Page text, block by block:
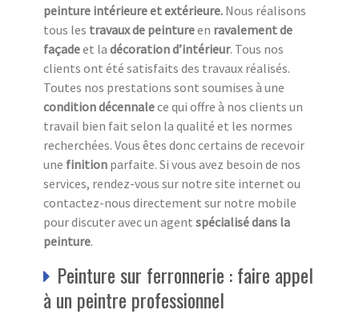
peinture intérieure et extérieure. Nous réalisons
tous les travaux de peintureen ravalement de
façadeet la décoration d’intérieur. Tous nos
clients ont été satisfaits des travaux réalisés.
Toutes nos prestations sont soumises à une
condition décennalece qui offre à nos clients un
travail bien fait selon la qualité et les normes
recherchées. Vous êtes donc certains de recevoir
une finition parfaite. Si vous avez besoin de nos
services, rendez-vous sur notre site internet ou
contactez-nous directement sur notre mobile
pour discuter avec un agent spécialisé dans la
peinture.
Peinture sur ferronnerie : faire appel
à un peintre professionnel